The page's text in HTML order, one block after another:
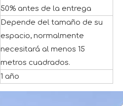
50% antes de la entrega
Depende del tamaño de su
espacio, normalmente
necesitará al menos 15
metros cuadrados.
1 año